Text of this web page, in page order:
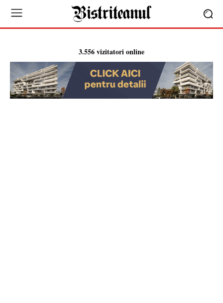
3.556 vizitatori online